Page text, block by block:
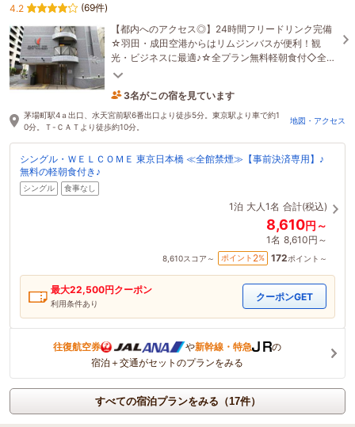
4.2
(69件)
【都内へのアクセス◎】24時間フリードリンク完備
☆羽田・成田空港からはリムジンバスが便利！観
光・ビジネスに最適♪☆全プラン無料軽朝食付◇全館
禁煙◇全室Wi-Fi完備◇空気清浄加湿器完備☆
22分前に予約されました
茅場町駅4ａ出口、水天宮前駅6番出口より徒歩5分。東京駅より車で約1
0分。Ｔ-ＣＡＴより徒歩約10分。
地図・アクセス
シングル・ＷＥＬＣＯＭＥ 東京日本橋 ≪全館禁煙≫【事前決済専用】♪
無料の軽朝食付き♪
シングル 食事なし
1泊 大人1名 合計(税込)
8,610円～
1名 8,610円～
8,610スコア～ ポイント 2% 172ポイント～
最大22,500円クーポン
利用条件あり
クーポンGET
往復航空券 や新幹線・特急
の
宿泊＋交通がセットのプランをみる
すべての宿泊プランをみる（17件）